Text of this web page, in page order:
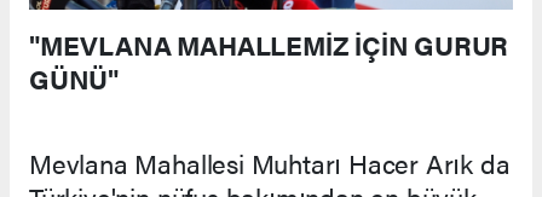
"MEVLANA MAHALLEMİZ İÇİN GURUR
GÜNÜ"
Mevlana Mahallesi Muhtarı Hacer Arık da